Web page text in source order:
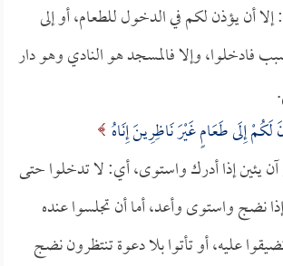
أي: إلا أن يؤذن لكم في الدخول للطعام، أو إلى
فادخلوا، وإلا فالمسجد هو النادي وهو دار
لَكُمْ إِلَى طَعَامٍ غَيْرَ نَاظِرِينَ إِنَاهُ
من آن يئين إذا أدرك واستوى، أي: لا تدخلوا حتى
نضج واستوى وأعد، أما أن تجلسوا عنده
عليه، أو تأتوا بلا دعوة تنتظرون نضج